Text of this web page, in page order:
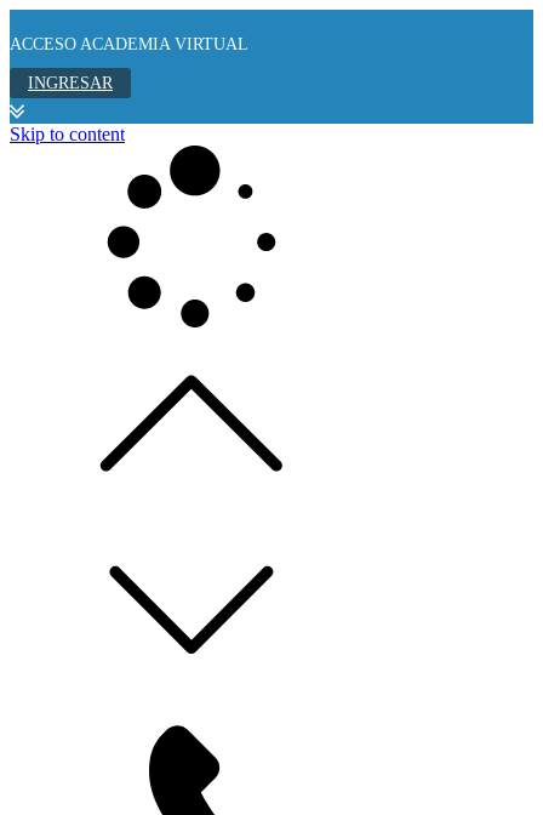
ACCESO ACADEMIA VIRTUAL
INGRESAR
Skip to content